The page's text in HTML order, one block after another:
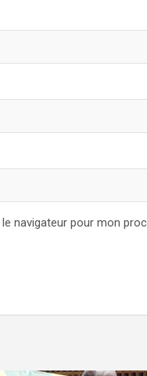
navigateur pour mon